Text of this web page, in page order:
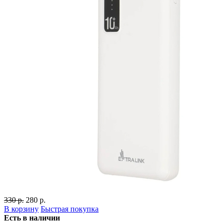
330 р. 280 р.
В корзину Быстрая покупка
Есть в наличии